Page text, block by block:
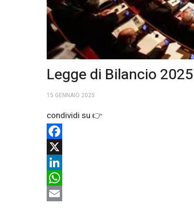
Legge di Bilancio
15 GENNAIO 2025
Facebook
X
LinkedIn
WhatsApp